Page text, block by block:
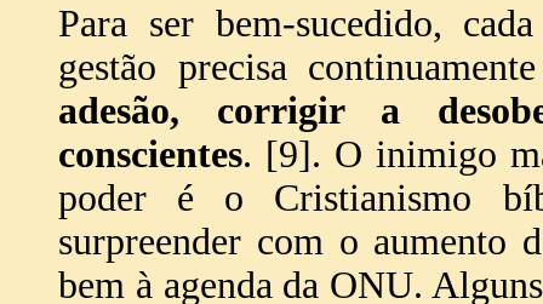
Para ser bem-sucedido,
gestão precisa
adesão, corrigir a
conscientes. [9]. O inimigo
poder é o Cristianismo
surpreender com o aumento
bem à agenda da ONU.